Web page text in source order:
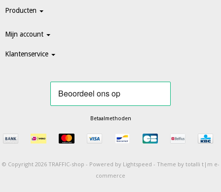
Producten
Mijn account
Klantenservice
Betaalmethoden
© Copyright 2026 TRAFFIC-shop - Powered by Lightspeed - Theme by totalli t|m e-
commerce